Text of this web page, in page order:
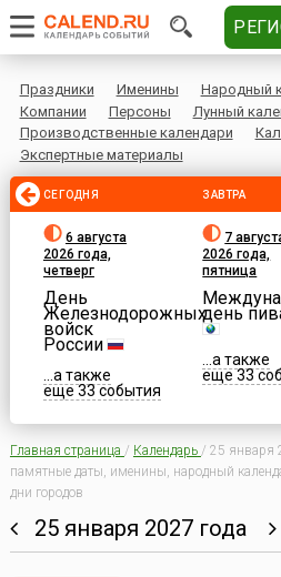
Праздники Именины Народный
Компании
Персоны
Лунный
Производственные календари
Экспертные материалы
СЕГОДНЯ
6 августа
2026 года,
четверг
День
Железнодорожных
войск
России
...а также
еще 33 события
ЗАВТРА
7
2026 года,
пятница
день
...а также
еще 33
Главная страница / Календарь / 25 января
памятные даты, именины, народный
дни городов
25 января 2027 года